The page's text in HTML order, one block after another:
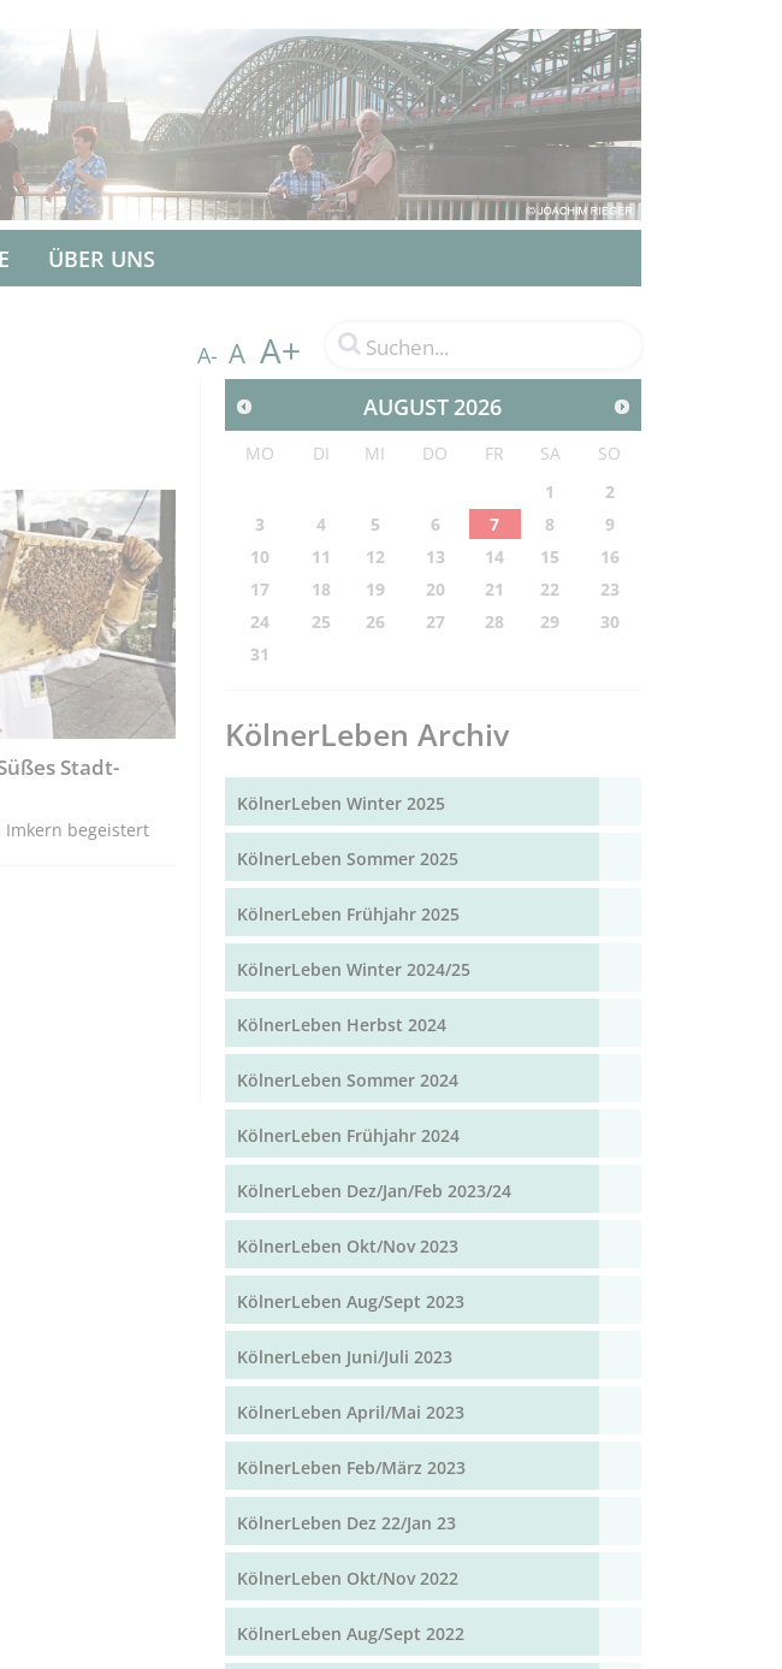
ÜBER UNS
A- A A+
Stadt-
begeistert
AUGUST2026
MO DI MI DO FR SA
SO
1
2
3
4 5 6 7 8
9
10
11 12 13 14 15
16
17
18 19 20 21 22
23
24
25 26 27 28 29
30
31
KölnerLeben Archiv
KölnerLeben Winter 2025
KölnerLeben Sommer 2025
KölnerLeben Frühjahr 2025
KölnerLeben Winter 2024/25
KölnerLeben Herbst 2024
KölnerLeben Sommer 2024
KölnerLeben Frühjahr 2024
KölnerLeben Dez/Jan/Feb 2023/24
KölnerLeben Okt/Nov 2023
KölnerLeben Aug/Sept 2023
KölnerLeben Juni/Juli 2023
KölnerLeben April/Mai 2023
KölnerLeben Feb/März 2023
KölnerLeben Dez 22/Jan 23
KölnerLeben Okt/Nov 2022
KölnerLeben Aug/Sept 2022